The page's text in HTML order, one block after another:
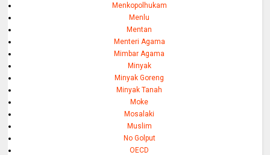
Menkopolhukam
Menlu
Mentan
Menteri Agama
Mimbar Agama
Minyak
Minyak Goreng
Minyak Tanah
Moke
Mosalaki
Muslim
No Golput
OECD